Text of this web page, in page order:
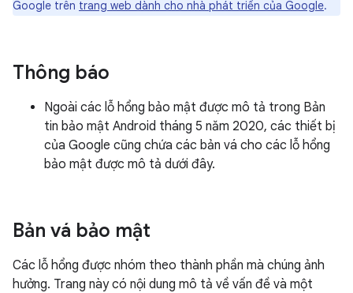
Google trên trang web dành cho nhà phát triển của Google.
Thông báo
Ngoài các lỗ hổng bảo mật được mô tả trong Bản
tin bảo mật Android tháng 5 năm 2020, các thiết bị
của Google cũng chứa các bản vá cho các lỗ hổng
bảo mật được mô tả dưới đây.
Bản vá bảo mật
Các lỗ hổng được nhóm theo thành phần mà chúng ảnh
hưởng. Trang này có nội dung mô tả về vấn đề và một